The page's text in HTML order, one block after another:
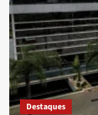
Destaques